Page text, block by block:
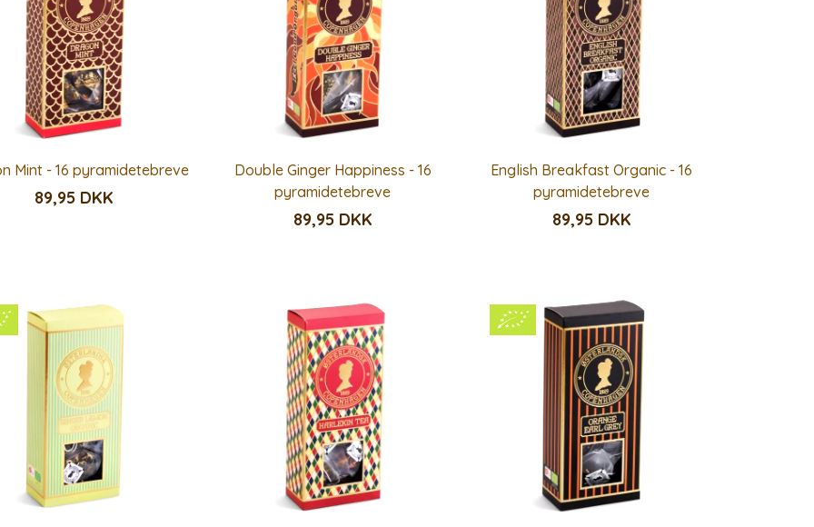
Mint - 16 pyramidetebreve
89,95 DKK
Double Ginger Happiness - 16
pyramidetebreve
89,95 DKK
English Breakfast Organic - 16
pyramidetebreve
89,95 DKK